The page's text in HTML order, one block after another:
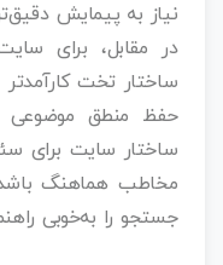
نیاز به پیمایش
در مقابل، برای
ساختار تخت
حفظ منطق
ساختار سایت برای
مخاطب هماهنگ
جستجو را به‌خوبی